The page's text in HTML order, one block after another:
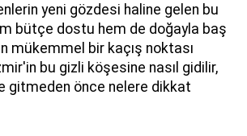
yeni gözdesi haline gelen bu
bütçe dostu hem de doğayla baş
mükemmel bir kaçış noktası
bu gizli köşesine nasıl gidilir,
gitmeden önce nelere dikkat